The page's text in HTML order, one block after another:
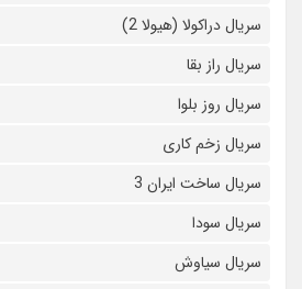
سریال دراکولا (هیولا 2)
سریال راز بقا
سریال روز بلوا
سریال زخم کاری
سریال ساخت ایران 3
سریال سودا
سریال سیاوش